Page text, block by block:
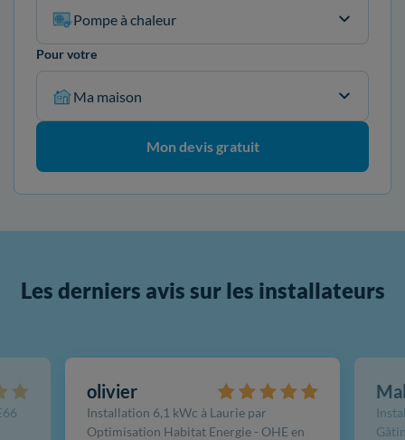
Pompe à chaleur
Pour votre
Ma maison
Mon devis gratuit
Les derniers avis sur les installateurs
olivier
Installation 6,1 kWc à Laurie par
Optimisation Habitat Energie - OHE en